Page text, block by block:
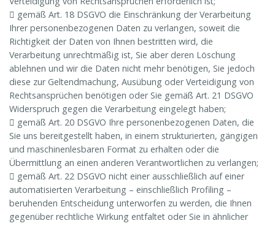
 gemäß Art. 18 DSGVO die Einschränkung der Verarbeitung
Ihrer personenbezogenen Daten zu verlangen, soweit die
Richtigkeit der Daten von Ihnen bestritten wird, die
Verarbeitung unrechtmäßig ist, Sie aber deren Löschung
ablehnen und wir die Daten nicht mehr benötigen, Sie jedoch
diese zur Geltendmachung, Ausübung oder Verteidigung von
Rechtsansprüchen benötigen oder Sie gemäß Art. 21 DSGVO
Widerspruch gegen die Verarbeitung eingelegt haben;
 gemäß Art. 20 DSGVO Ihre personenbezogenen Daten, die
Sie uns bereitgestellt haben, in einem strukturierten, gängigen
und maschinenlesbaren Format zu erhalten oder die
Übermittlung an einen anderen Verantwortlichen zu verlangen;
 gemäß Art. 22 DSGVO nicht einer ausschließlich auf einer
automatisierten Verarbeitung – einschließlich Profiling –
beruhenden Entscheidung unterworfen zu werden, die Ihnen
gegenüber rechtliche Wirkung entfaltet oder Sie in ähnlicher